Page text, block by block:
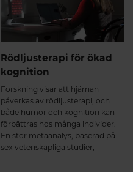
Rödljusterapi för ökad
kognition
Forskning visar att hjärnan
påverkas av rödljusterapi, och
både humör och kognition kan
förbättras hos många individer.
En stor metaanalys, baserad på
sex vetenskapliga studier,